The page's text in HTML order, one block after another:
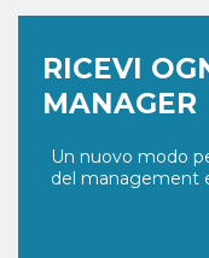
RICEVI
MANAGER
Un nuovo modo
del management